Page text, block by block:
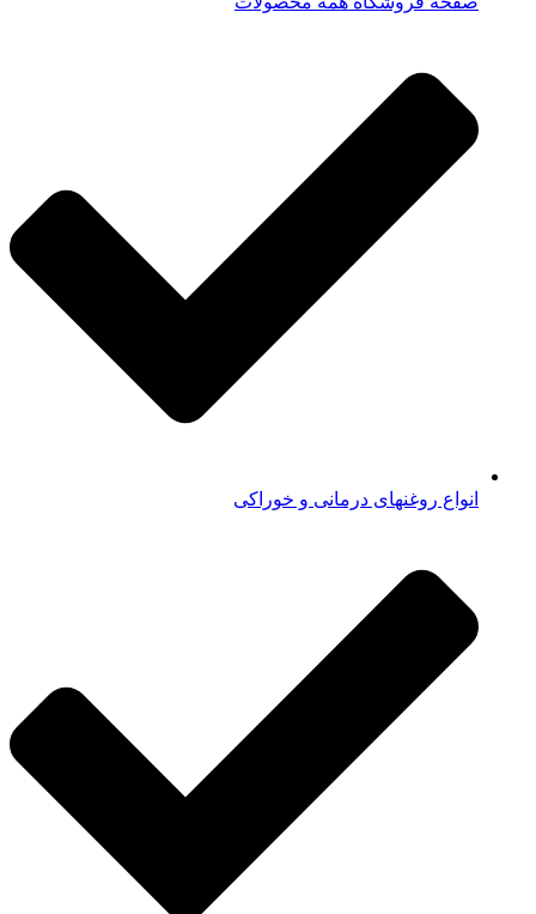
انواع روغنهای درمانی و خوراکی